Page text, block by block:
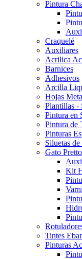
Pintura
Craquelé
Auxiliares
Acrilica
Barnices
Adhesivos
Arcilla
Hojas
Plantillas -
Pintura en
Pintura de
Pinturas
Siluetas
Gato Pretto
Kit
Tintes
Pinturas